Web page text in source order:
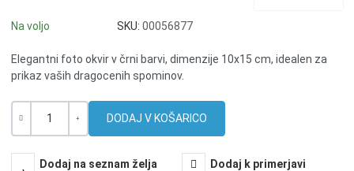
Na voljo SKU: 00056877
Elegantni foto okvir v črni barvi, dimenzije 10x15 cm, idealen za
prikaz vaših dragocenih spominov.
Dodaj na seznam želja Dodaj k primerjavi